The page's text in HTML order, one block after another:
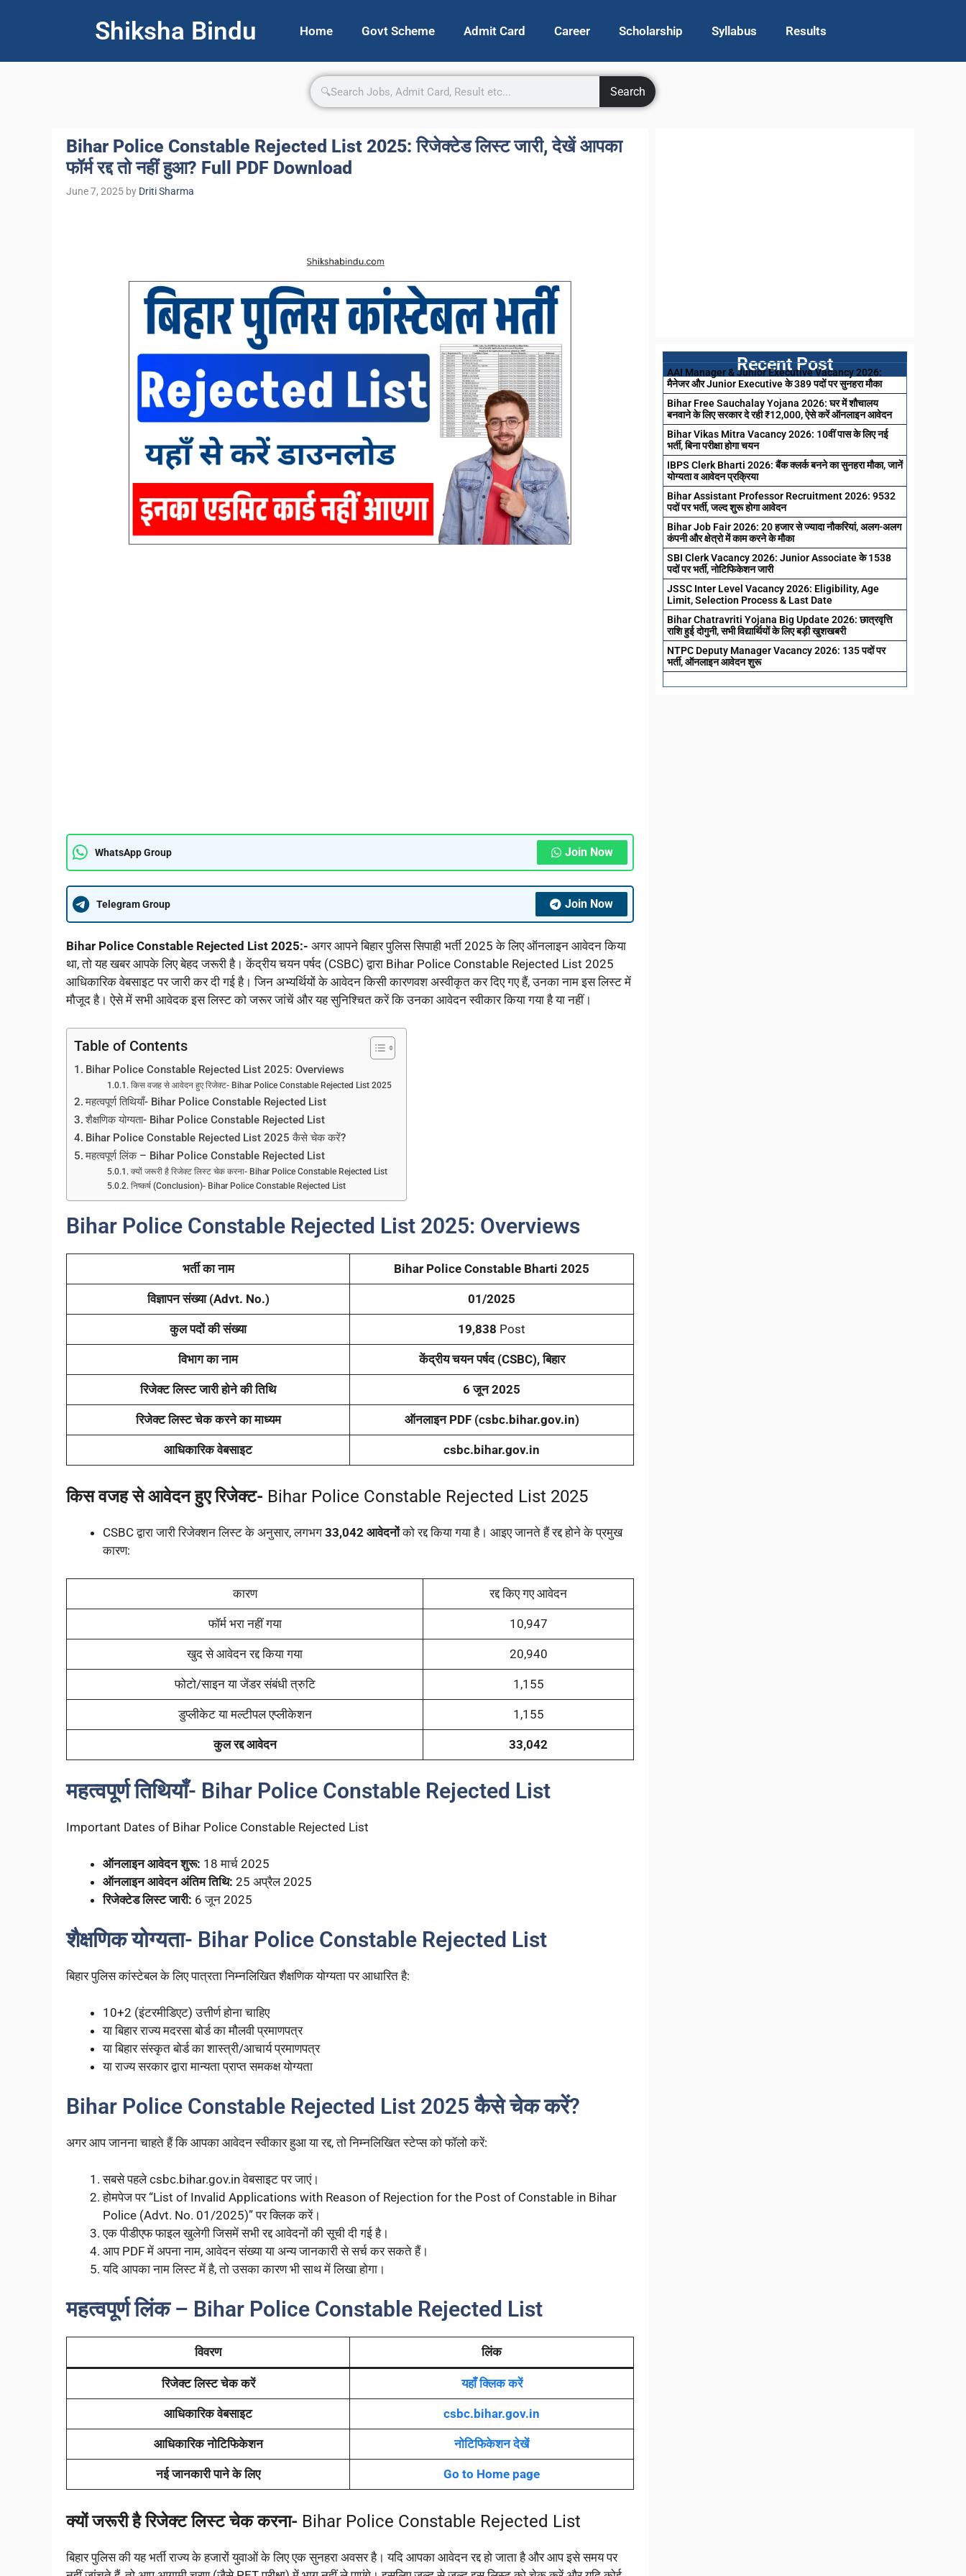
Shiksha Bindu Home Govt Scheme Admit Card Career Scholarship Syllabus Results
Search
Bihar Police Constable Rejected List 2025: रिजेक्टेड लिस्ट जारी, देखें आपका
फॉर्म रद्द तो नहीं हुआ? Full PDF Download
June 7, 2025 by Driti Sharma
WhatsApp Group Join Now
Telegram Group Join Now
Bihar Police Constable Rejected List 2025:- अगर आपने बिहार पुलिस सिपाही भर्ती 2025 के लिए ऑनलाइन आवेदन किया
था, तो यह खबर आपके लिए बेहद जरूरी है। केंद्रीय चयन पर्षद (CSBC) द्वारा Bihar Police Constable Rejected List 2025
आधिकारिक वेबसाइट पर जारी कर दी गई है। जिन अभ्यर्थियों के आवेदन किसी कारणवश अस्वीकृत कर दिए गए हैं, उनका नाम इस लिस्ट में
मौजूद है। ऐसे में सभी आवेदक इस लिस्ट को जरूर जांचें और यह सुनिश्चित करें कि उनका आवेदन स्वीकार किया गया है या नहीं।
Table of Contents
Bihar Police Constable Rejected List 2025: Overviews
किस वजह से आवेदन हुए रिजेक्ट- Bihar Police Constable Rejected List 2025
महत्वपूर्ण तिथियाँ- Bihar Police Constable Rejected List
शैक्षणिक योग्यता- Bihar Police Constable Rejected List
Bihar Police Constable Rejected List 2025 कैसे चेक करें?
महत्वपूर्ण लिंक – Bihar Police Constable Rejected List
क्यों जरूरी है रिजेक्ट लिस्ट चेक करना- Bihar Police Constable Rejected List
निष्कर्ष (Conclusion)- Bihar Police Constable Rejected List
Bihar Police Constable Rejected List 2025: Overviews
भर्ती का नाम Bihar Police Constable Bharti 2025
विज्ञापन संख्या (Advt. No.) 01/2025
कुल पदों की संख्या 19,838 Post
विभाग का नाम केंद्रीय चयन पर्षद (CSBC), बिहार
रिजेक्ट लिस्ट जारी होने की तिथि 6 जून 2025
रिजेक्ट लिस्ट चेक करने का माध्यम ऑनलाइन PDF (csbc.bihar.gov.in)
आधिकारिक वेबसाइट csbc.bihar.gov.in
किस वजह से आवेदन हुए रिजेक्ट- Bihar Police Constable Rejected List 2025
CSBC द्वारा जारी रिजेक्शन लिस्ट के अनुसार, लगभग 33,042 आवेदनोंको रद्द किया गया है। आइए जानते हैं रद्द होने के प्रमुख
कारण:
कारण रद्द किए गए आवेदन
फॉर्म भरा नहीं गया 10,947
खुद से आवेदन रद्द किया गया 20,940
फोटो/साइन या जेंडर संबंधी त्रुटि 1,155
डुप्लीकेट या मल्टीपल एप्लीकेशन 1,155
कुल रद्द आवेदन 33,042
महत्वपूर्ण तिथियाँ- Bihar Police Constable Rejected List
Important Dates of Bihar Police Constable Rejected List
ऑनलाइन आवेदन शुरू: 18 मार्च 2025
ऑनलाइन आवेदन अंतिम तिथि: 25 अप्रैल 2025
रिजेक्टेड लिस्ट जारी: 6 जून 2025
शैक्षणिक योग्यता- Bihar Police Constable Rejected List
बिहार पुलिस कांस्टेबल के लिए पात्रता निम्नलिखित शैक्षणिक योग्यता पर आधारित है:
10+2 (इंटरमीडिएट) उत्तीर्ण होना चाहिए
या बिहार राज्य मदरसा बोर्ड का मौलवी प्रमाणपत्र
या बिहार संस्कृत बोर्ड का शास्त्री/आचार्य प्रमाणपत्र
या राज्य सरकार द्वारा मान्यता प्राप्त समकक्ष योग्यता
Bihar Police Constable Rejected List 2025 कैसे चेक करें?
अगर आप जानना चाहते हैं कि आपका आवेदन स्वीकार हुआ या रद्द, तो निम्नलिखित स्टेप्स को फॉलो करें:
सबसे पहले csbc.bihar.gov.in वेबसाइट पर जाएं।
होमपेज पर “List of Invalid Applications with Reason of Rejection for the Post of Constable in Bihar
Police (Advt. No. 01/2025)” पर क्लिक करें।
एक पीडीएफ फाइल खुलेगी जिसमें सभी रद्द आवेदनों की सूची दी गई है।
आप PDF में अपना नाम, आवेदन संख्या या अन्य जानकारी से सर्च कर सकते हैं।
यदि आपका नाम लिस्ट में है, तो उसका कारण भी साथ में लिखा होगा।
महत्वपूर्ण लिंक – Bihar Police Constable Rejected List
विवरण लिंक
रिजेक्ट लिस्ट चेक करें यहाँ क्लिक करें
आधिकारिक वेबसाइट csbc.bihar.gov.in
आधिकारिक नोटिफिकेशन नोटिफिकेशन देखें
नई जानकारी पाने के लिए Go to Home page
क्यों जरूरी है रिजेक्ट लिस्ट चेक करना- Bihar Police Constable Rejected List
बिहार पुलिस की यह भर्ती राज्य के हजारों युवाओं के लिए एक सुनहरा अवसर है। यदि आपका आवेदन रद्द हो जाता है और आप इसे समय पर
Recent Post
AAI Manager & Junior Executive Vacancy 2026:
मैनेजर और Junior Executive के 389 पदों पर सुनहरा मौका
Bihar Free Sauchalay Yojana 2026: घर में शौचालय
बनवाने के लिए सरकार दे रही ₹12,000, ऐसे करें ऑनलाइन आवेदन
Bihar Vikas Mitra Vacancy 2026: 10वीं पास के लिए नई
भर्ती, बिना परीक्षा होगा चयन
IBPS Clerk Bharti 2026: बैंक क्लर्क बनने का सुनहरा मौका, जानें
योग्यता व आवेदन प्रक्रिया
Bihar Assistant Professor Recruitment 2026: 9532
पदों पर भर्ती, जल्द शुरू होगा आवेदन
Bihar Job Fair 2026: 20 हजार से ज्यादा नौकरियां, अलग-अलग
कंपनी और क्षेत्रो में काम करने के मौका
SBI Clerk Vacancy 2026: Junior Associate के 1538
पदों पर भर्ती, नोटिफिकेशन जारी
JSSC Inter Level Vacancy 2026: Eligibility, Age
Limit, Selection Process & Last Date
Bihar Chatravriti Yojana Big Update 2026: छात्रवृत्ति
राशि हुई दोगुनी, सभी विद्यार्थियों के लिए बड़ी खुशखबरी
NTPC Deputy Manager Vacancy 2026: 135 पदों पर
भर्ती, ऑनलाइन आवेदन शुरू